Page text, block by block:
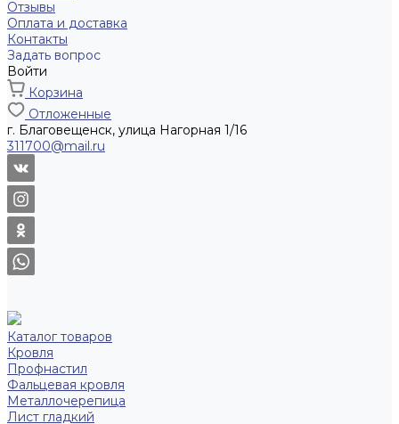
Отзывы
Оплата и доставка
Контакты
Задать вопрос
Войти
Корзина
Отложенные
г. Благовещенск, улица Нагорная 1/16
311700@mail.ru
Каталог товаров
Кровля
Профнастил
Фальцевая кровля
Металлочерепица
Лист гладкий